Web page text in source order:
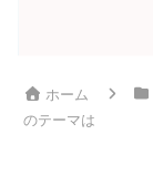
ホーム
のテーマは